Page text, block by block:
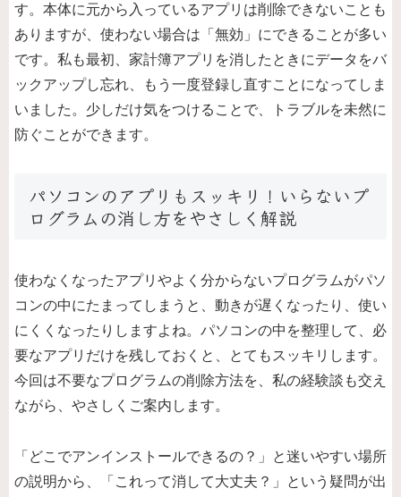
す。本体に元から入っているアプリは削除できないことも
ありますが、使わない場合は「無効」にできることが多い
です。私も最初、家計簿アプリを消したときにデータをバ
ックアップし忘れ、もう一度登録し直すことになってしま
いました。少しだけ気をつけることで、トラブルを未然に
防ぐことができます。
パソコンのアプリもスッキリ！いらないプ
ログラムの消し方をやさしく解説
使わなくなったアプリやよく分からないプログラムがパソ
コンの中にたまってしまうと、動きが遅くなったり、使い
にくくなったりしますよね。パソコンの中を整理して、必
要なアプリだけを残しておくと、とてもスッキリします。
今回は不要なプログラムの削除方法を、私の経験談も交え
ながら、やさしくご案内します。
「どこでアンインストールできるの？」と迷いやすい場所
の説明から、「これって消して大丈夫？」という疑問が出